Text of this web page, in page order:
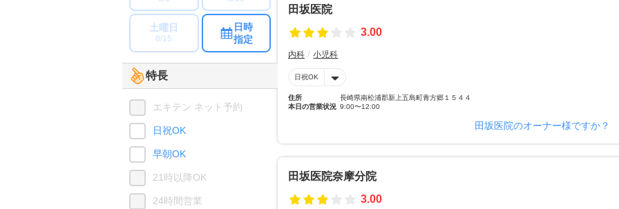
田坂医院
3.00
内科 小児科
日祝OK
住所
長崎県南松浦郡新上五島町青方郷１５４４
本日の営業状況 9:00〜12:00
田坂医院のオーナー様ですか？
田坂医院奈摩分院
3.00
土曜日
8/15
日時
指定
特長
エキテン ネット予約
日祝OK
早朝OK
21時以降OK
24時間営業